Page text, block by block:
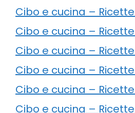
Cibo e cucina –
Cibo e cucina –
Cibo e cucina –
Cibo e cucina –
Cibo e cucina –
Cibo e cucina –